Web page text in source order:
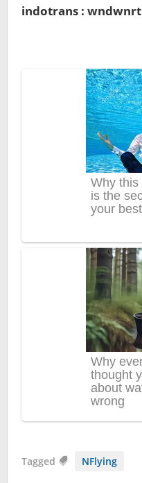
indotrans : wndwnrt
Tagged NFlying